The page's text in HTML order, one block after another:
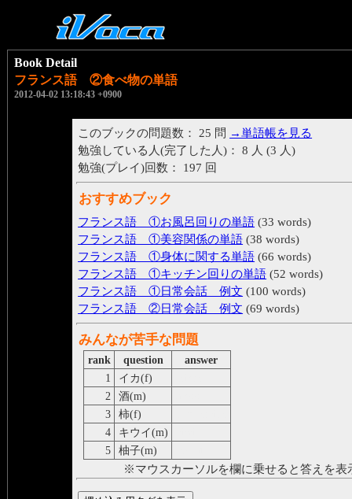
Book Detail
フランス語 ②食べ物の単語
2012-04-02 13:18:43 +0900
このブックの問題数： 25 問 →単語帳を見る
勉強している人(完了した人)： 8 人 (3 人)
勉強(プレイ)回数： 197 回
おすすめブック
フランス語 ①お風呂回りの単語 (33 words)
フランス語 ①美容関係の単語 (38 words)
フランス語 ①身体に関する単語 (66 words)
フランス語 ①キッチン回りの単語 (52 words)
フランス語 ①日常会話 例文 (100 words)
フランス語 ②日常会話 例文 (69 words)
みんなが苦手な問題
rank question
answer
1
イカ(f)
2
酒(m)
3
柿(f)
4
キウイ(m)
5
柚子(m)
※マウスカーソルを欄に乗せると答えを表